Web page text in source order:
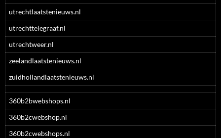
utrechtlaatstenieuws.nl
utrechttelegraaf.nl
utrechtweer.nl
zeelandlaatstenieuws.nl
zuidhollandlaatstenieuws.nl
360b2bwebshops.nl
360b2cwebshop.nl
360b2cwebshops.nl